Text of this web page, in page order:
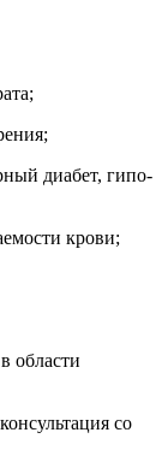
диабет, гипо-
крови;
области
со